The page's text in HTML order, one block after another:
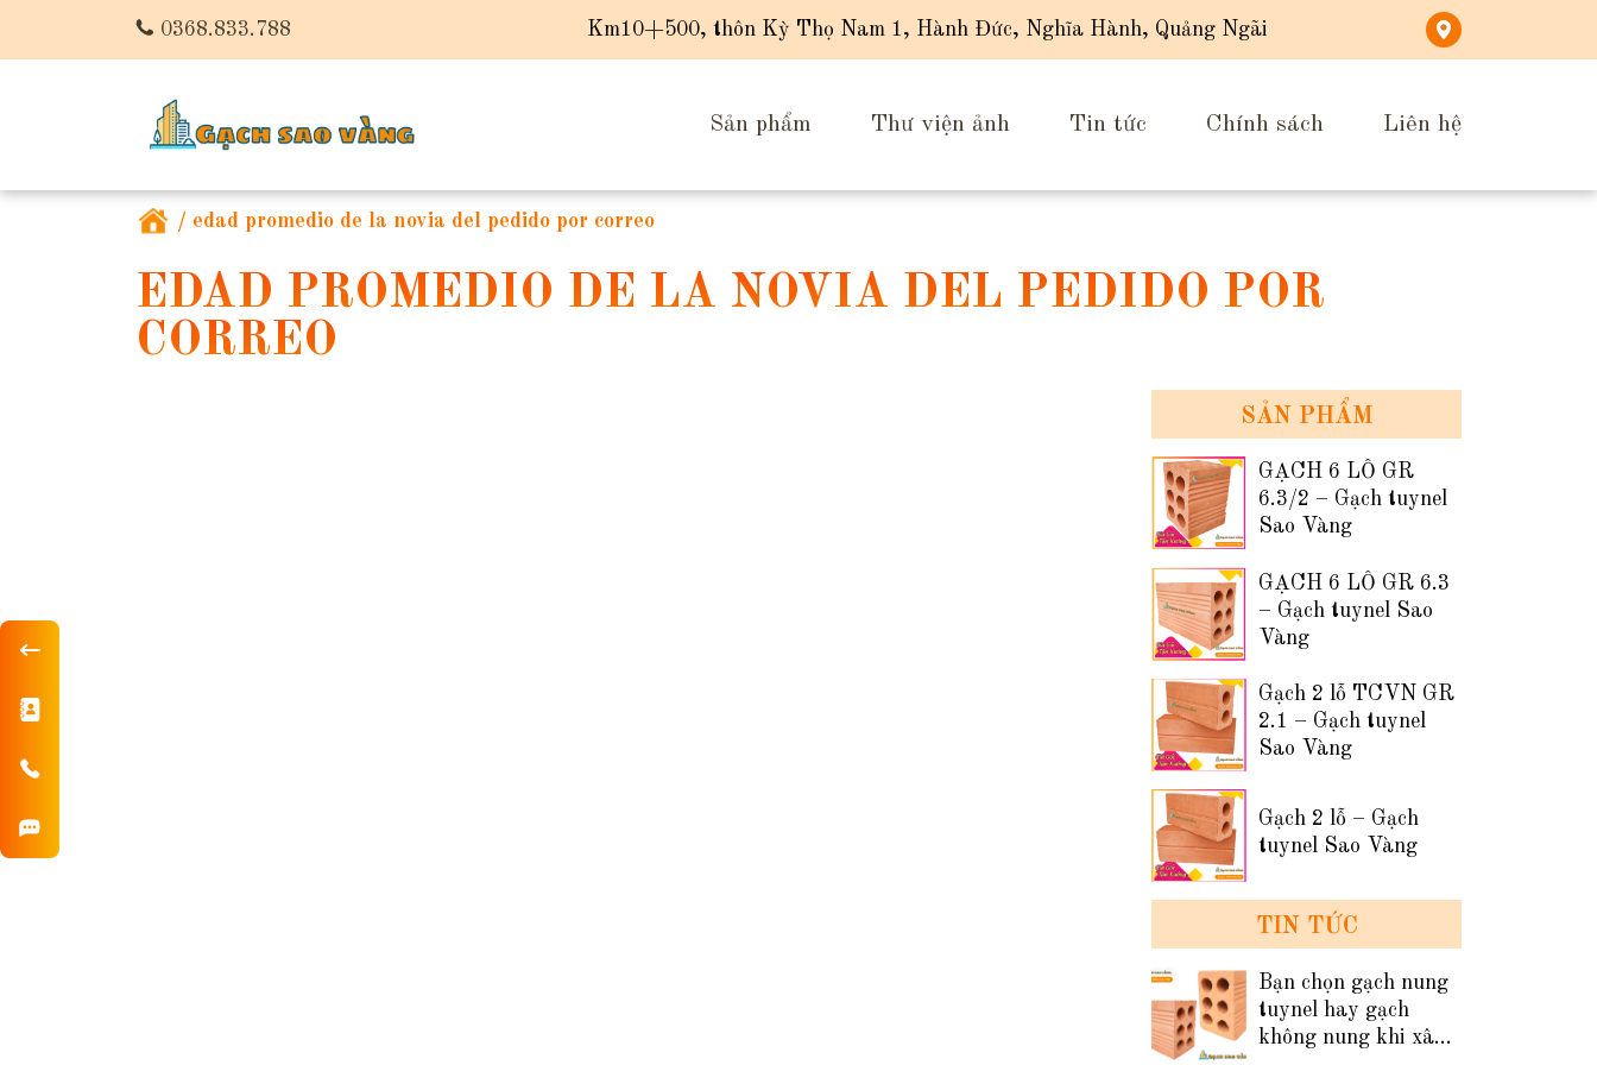
0368.833.788 Km10+500, thôn Kỳ Thọ Nam 1, Hành Đức, Nghĩa Hành, Quảng Ngãi
Sản phẩm Thư viện ảnh Tin tức Chính sách Liên hệ
/ edad promedio de la novia del pedido por correo
EDAD PROMEDIO DE LA NOVIA DEL PEDIDO POR
CORREO
SẢN PHẨM
GẠCH 6 LỖ GR
6.3/2 – Gạch tuynel
Sao Vàng
GẠCH 6 LỖ GR 6.3
– Gạch tuynel Sao
Vàng
Gạch 2 lỗ TCVN GR
2.1 – Gạch tuynel
Sao Vàng
Gạch 2 lỗ – Gạch
tuynel Sao Vàng
TIN TỨC
Bạn chọn gạch nung
tuynel hay gạch
không nung khi xây